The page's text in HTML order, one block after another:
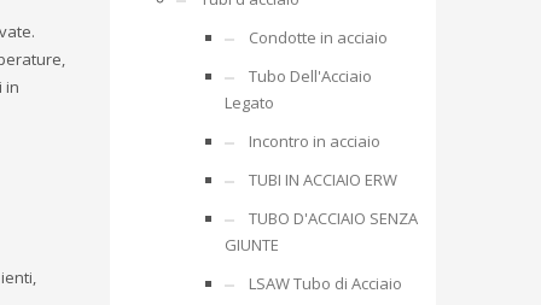
in
Condotte in acciaio
Tubo Dell'Acciaio
Legato
Incontro in acciaio
TUBI IN ACCIAIO ERW
TUBO D'ACCIAIO SENZA
GIUNTE
LSAW Tubo di Acciaio